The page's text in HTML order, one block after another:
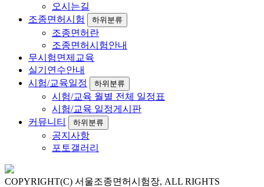
오시는길
조종면허시험
하위분류
조종면허란
조종면허시험안내
무시험면제교육
실기연수안내
시험/교육일정
하위분류
시험/교육 월별 전체 일정표
시험/교육 일정게시판
커뮤니티
하위분류
공지사항
포토갤러리
COPYRIGHT(C) 서울조종면허시험장, ALL RIGHTS